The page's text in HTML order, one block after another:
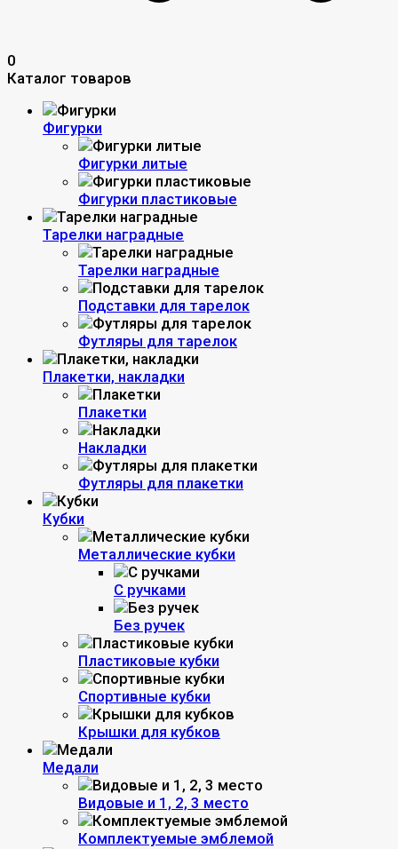
0
Каталог товаров
Фигурки
Фигурки литые
Фигурки пластиковые
Тарелки наградные
Тарелки наградные
Подставки для тарелок
Футляры для тарелок
Плакетки, накладки
Плакетки
Накладки
Футляры для плакетки
Кубки
Металлические кубки
С ручками
Без ручек
Пластиковые кубки
Спортивные кубки
Крышки для кубков
Медали
Видовые и 1, 2, 3 место
Комплектуемые эмблемой